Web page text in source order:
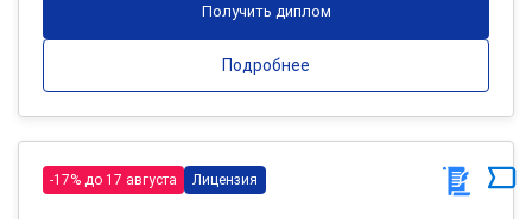
Получить диплом
Подробнее
-17% до 17 августа Лицензия